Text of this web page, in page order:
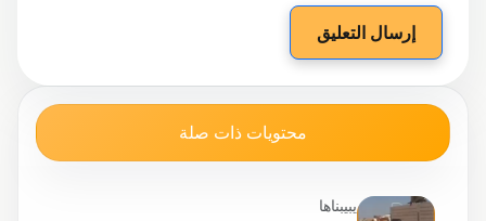
إرسال التعليق
محتويات ذات صلة
يبيبناها